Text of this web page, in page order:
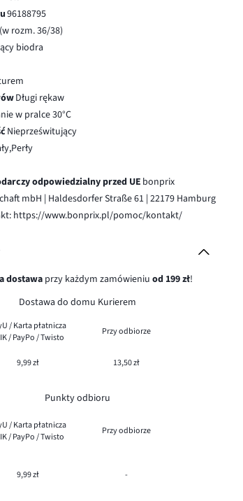
96188795
rozm. 36/38)
biodra
Długi rękaw
w pralce 30°C
Nieprześwitujący
odpowiedzialny przed UE bonprix
mbH | Haldesdorfer Straße 61 | 22179 Hamburg
https://www.bonprix.pl/pomoc/kontakt/
dostawaprzy każdym zamówieniu od 199 zł!
Dostawa do domu Kurierem
/ Karta płatnicza
/ PayPo / Twisto
Przy odbiorze
9,99 zł 13,50 zł
Punkty odbioru
/ Karta płatnicza
/ PayPo / Twisto
Przy odbiorze
9,99 zł -